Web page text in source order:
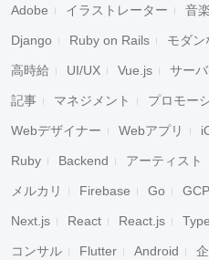
Adobe イラストレーター 音楽
Django Ruby on Rails モダン
高時給 UI/UX Vue.js サー
記事 マネジメント プロモー
Webデザイナー Webアプリ
Ruby Backend アーティスト
メルカリ Firebase Go GCP
Next.js React React.js
コンサル Flutter Android